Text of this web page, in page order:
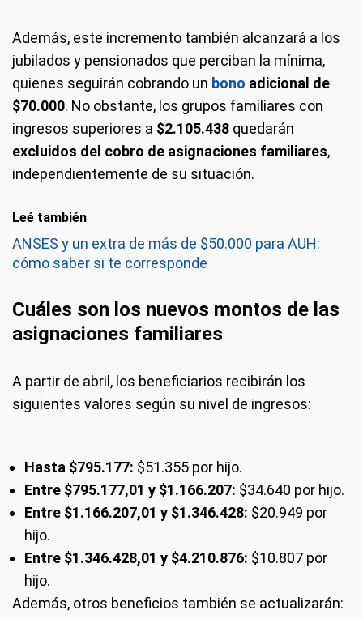
Además, este incremento también alcanzará a los
jubilados y pensionados que perciban la mínima,
quienes seguirán cobrando un bono adicional de
$70.000. No obstante, los grupos familiares con
ingresos superiores a $2.105.438 quedarán
excluidos del cobro de asignaciones familiares,
independientemente de su situación.
Leé también
ANSES y un extra de más de $50.000 para AUH:
cómo saber si te corresponde
Cuáles son los nuevos montos de las
asignaciones familiares
A partir de abril, los beneficiarios recibirán los
siguientes valores según su nivel de ingresos:
Hasta $795.177: $51.355 por hijo.
Entre $795.177,01 y $1.166.207: $34.640 por hijo.
Entre $1.166.207,01 y $1.346.428: $20.949 por
hijo.
Entre $1.346.428,01 y $4.210.876: $10.807 por
hijo.
Además, otros beneficios también se actualizarán: